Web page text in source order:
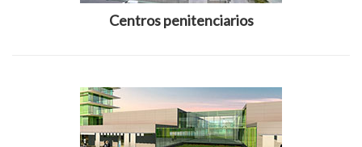
Centros penitenciarios